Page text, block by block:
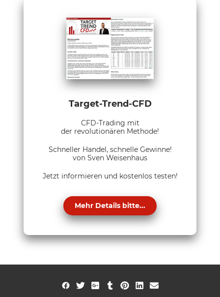
Target-Trend-CFD
CFD-Trading mit
der revolutionären Methode!
Schneller Handel, schnelle Gewinne!
von Sven Weisenhaus
Jetzt informieren und kostenlos testen!
Mehr Details bitte...